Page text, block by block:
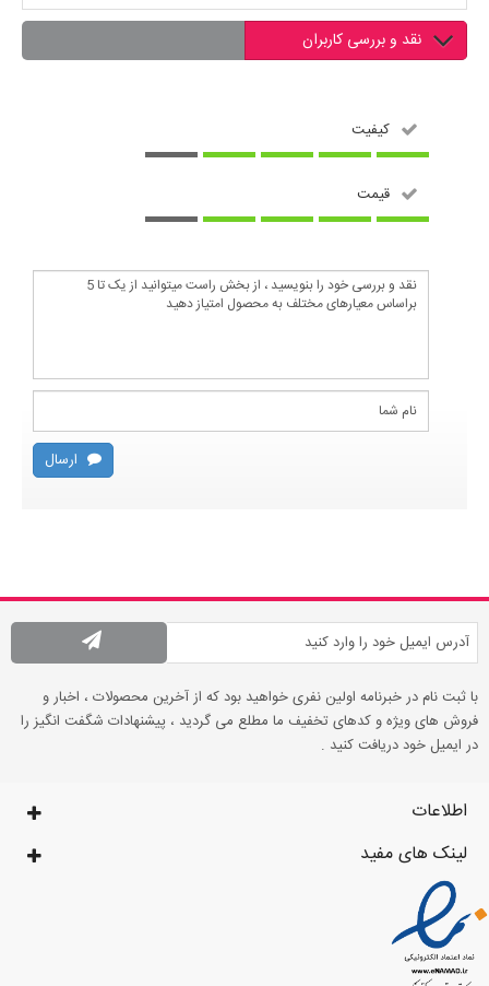
نقد و بررسی کاربران
کیفیت
قیمت
ارسال
با ثبت نام در خبرنامه اولین نفری خواهید بود که از آخرین محصولات ، اخبار و
فروش های ویژه و کدهای تخفیف ما مطلع می گردید ، پیشنهادات شگفت انگیز را
در ایمیل خود دریافت کنید .
اطلاعات
لینک های مفید